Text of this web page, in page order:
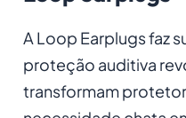
A Loop Earplugs faz
proteção auditiva
transformam